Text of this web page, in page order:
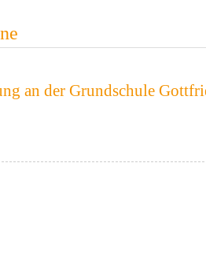
an der Grundschule